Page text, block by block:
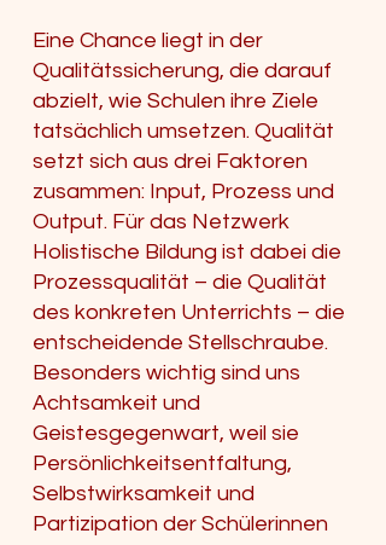
Eine Chance liegt in der
Qualitätssicherung, die darauf
abzielt, wie Schulen ihre Ziele
tatsächlich umsetzen. Qualität
setzt sich aus drei Faktoren
zusammen: Input, Prozess und
Output. Für das Netzwerk
Holistische Bildung ist dabei die
Prozessqualität – die Qualität
des konkreten Unterrichts – die
entscheidende Stellschraube.
Besonders wichtig sind uns
Achtsamkeit und
Geistesgegenwart, weil sie
Persönlichkeitsentfaltung,
Selbstwirksamkeit und
Partizipation der Schülerinnen